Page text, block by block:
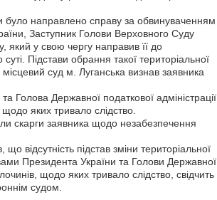
було направлено справу за обвинуваченням
Заступник Голови Верховного Суду
який у свою чергу направив її до
Підстави обрання такої територіальної
суд м. Луганська визнав заявника
Голова Державної податкової адміністрації
яких тривало слідство.
скарги заявника щодо незабезпечення
відсутність підстав зміни територіальної
Президента України та Голови Державної
щодо яких тривало слідство, свідчить
судом.